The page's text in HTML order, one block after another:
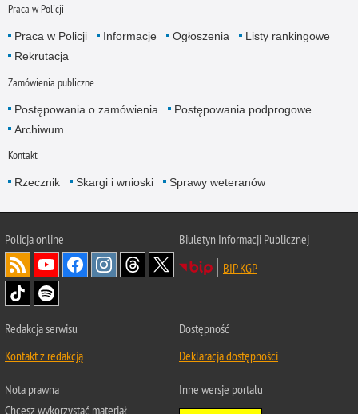
Praca w Policji
Praca w Policji Informacje Ogłoszenia
Listy rankingowe
Rekrutacja
Zamówienia publiczne
Postępowania o zamówienia
Postępowania podprogowe
Archiwum
Kontakt
Rzecznik Skargi i wnioski Sprawy weteranów
Policjaonline
Biuletyn Informacji Publicznej
BIP KGP
Redakcja serwisu
Kontakt z redakcją
Dostępność
Deklaracja dostępności
Nota prawna
Chcesz wykorzystać materiał
Inne wersje portalu